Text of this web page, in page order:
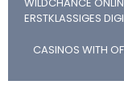
ERSTKLASSIGES
CASINOS WITH